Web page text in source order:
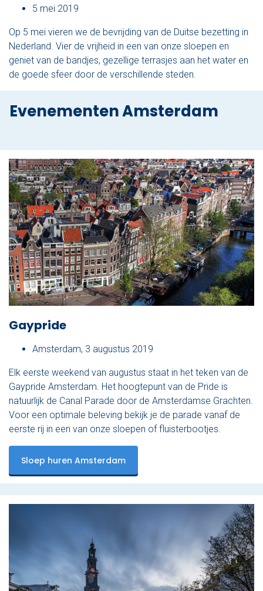
Bedrijfsuitjes op het water!
Alle evenementen
Cadeaubon
Nu reserveren
Klassieke sloep
XL Lounge sloep
Contact
Over Sloepdelen
Veel gestelde vragen
Werken bij Sloepdelen
Algemene voorwaarden
Nu reserveren
5 mei 2019
Op 5 mei vieren we de bevrijding van de Duitse bezetting in
Nederland. Vier de vrijheid in een van onze sloepen en
geniet van de bandjes, gezellige terrasjes aan het water en
de goede sfeer door de verschillende steden.
Evenementen Amsterdam
Gaypride
Amsterdam, 3 augustus 2019
Elk eerste weekend van augustus staat in het teken van de
Gaypride Amsterdam. Het hoogtepunt van de Pride is
natuurlijk de Canal Parade door de Amsterdamse Grachten.
Voor een optimale beleving bekijk je de parade vanaf de
eerste rij in een van onze sloepen of fluisterbootjes.
Sloep huren Amsterdam